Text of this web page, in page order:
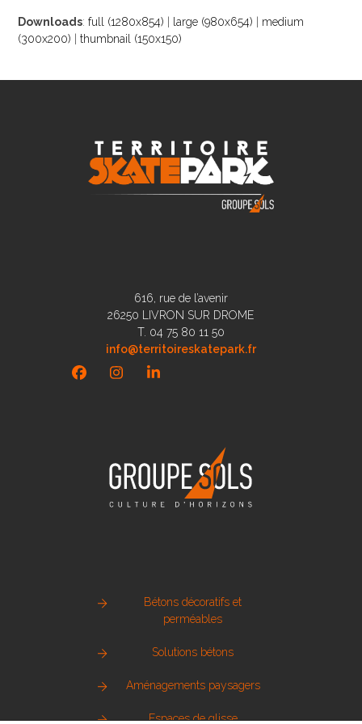
Downloads:full (1280x854) large (980x654)
medium
(300x200) |thumbnail (150x150)
616, rue de l’avenir
26250 LIVRON SUR DROME
T. 04 75 80 11 50
info@territoireskatepark.fr
FacebookInstagramLinkedIn
Bétons décoratifs et
perméables
Solutions bétons
Aménagements paysagers
Espaces de glisse